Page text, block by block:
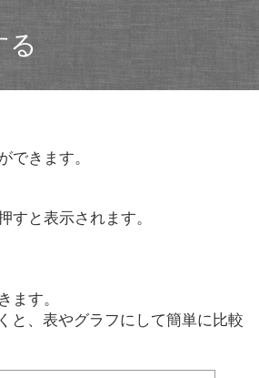
る
できます。
すと表示されます。
ます。
と、表やグラフにして簡単に比較